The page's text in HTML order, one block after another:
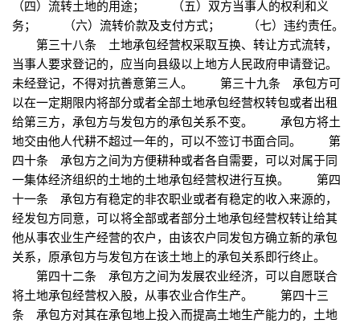
（四）流转土地的用途； （五）双方当事人的权利和义
务； （六）流转价款及支付方式； （七）违约责任。
第三十八条 土地承包经营权采取互换、转让方式流转，
当事人要求登记的，应当向县级以上地方人民政府申请登记。
未经登记，不得对抗善意第三人。 第三十九条 承包方可
以在一定期限内将部分或者全部土地承包经营权转包或者出租
给第三方，承包方与发包方的承包关系不变。 承包方将土
地交由他人代耕不超过一年的，可以不签订书面合同。 第
四十条 承包方之间为方便耕种或者各自需要，可以对属于同
一集体经济组织的土地的土地承包经营权进行互换。 第四
十一条 承包方有稳定的非农职业或者有稳定的收入来源的，
经发包方同意，可以将全部或者部分土地承包经营权转让给其
他从事农业生产经营的农户，由该农户同发包方确立新的承包
关系，原承包方与发包方在该土地上的承包关系即行终止。
第四十二条 承包方之间为发展农业经济，可以自愿联合
将土地承包经营权入股，从事农业合作生产。 第四十三
条 承包方对其在承包地上投入而提高土地生产能力的，土地